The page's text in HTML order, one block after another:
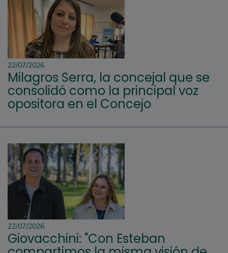
22/07/2026
Milagros Serra, la concejal que se
consolidó como la principal voz
opositora en el Concejo
22/07/2026
Giovacchini: "Con Esteban